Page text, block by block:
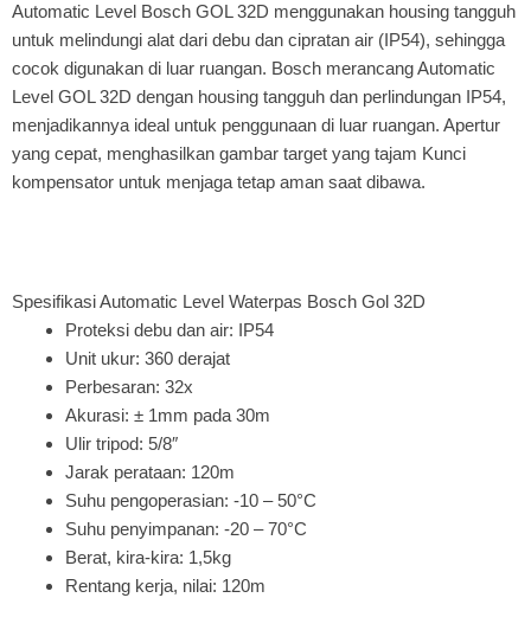
Automatic Level Bosch GOL 32D menggunakan housing tangguh
untuk melindungi alat dari debu dan cipratan air (IP54), sehingga
cocok digunakan di luar ruangan. Bosch merancang Automatic
Level GOL 32D dengan housing tangguh dan perlindungan IP54,
menjadikannya ideal untuk penggunaan di luar ruangan. Apertur
yang cepat, menghasilkan gambar target yang tajam Kunci
kompensator untuk menjaga tetap aman saat dibawa.
Spesifikasi Automatic Level Waterpas Bosch Gol 32D
Proteksi debu dan air: IP54
Unit ukur: 360 derajat
Perbesaran: 32x
Akurasi: ± 1mm pada 30m
Ulir tripod: 5/8″
Jarak perataan: 120m
Suhu pengoperasian: -10 – 50°C
Suhu penyimpanan: -20 – 70°C
Berat, kira-kira: 1,5kg
Rentang kerja, nilai: 120m